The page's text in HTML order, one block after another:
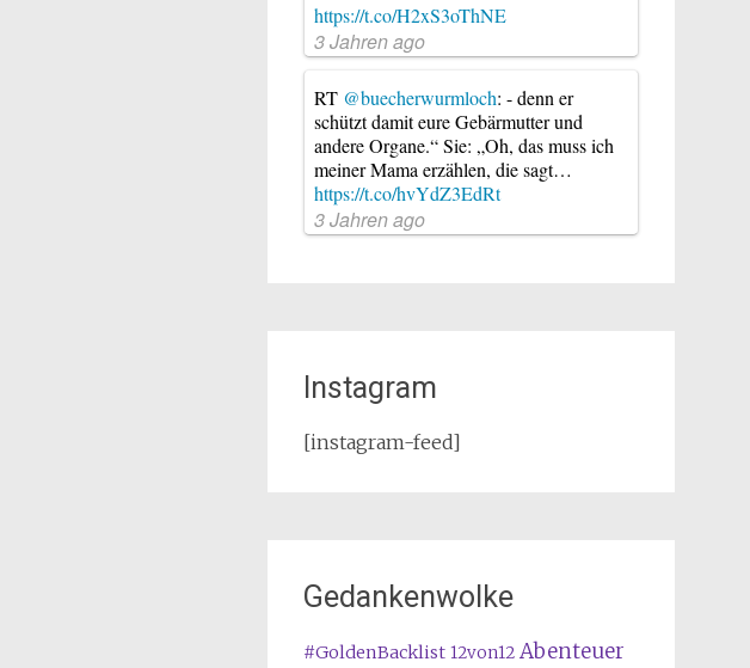
https://t.co/H2xS3oThNE
3 Jahren ago
RT @buecherwurmloch: - denn er
schützt damit eure Gebärmutter und
andere Organe.“ Sie: „Oh, das muss ich
meiner Mama erzählen, die sagt…
https://t.co/hvYdZ3EdRt
3 Jahren ago
Instagram
[instagram-feed]
Gedankenwolke
#GoldenBacklist 12von12 Abenteuer